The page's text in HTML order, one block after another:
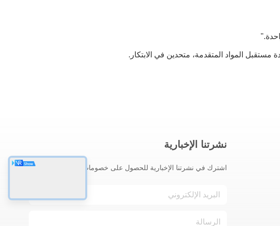
نشرتنا الإخبارية
اشترك في نشرتنا الإخبارية للحصول على خصومات وأكثر.